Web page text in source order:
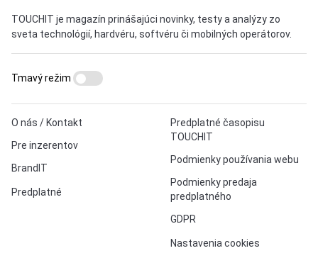
TOUCHIT je magazín prinášajúci novinky, testy a analýzy zo
sveta technológií, hardvéru, softvéru či mobilných operátorov.
O nás / Kontakt
Pre inzerentov
BrandIT
Predplatné
Predplatné časopisu
TOUCHIT
Podmienky používania webu
Podmienky predaja
predplatného
GDPR
Nastavenia cookies
Tmavý režim